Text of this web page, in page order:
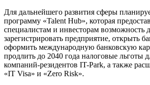
Для дальнейшего развития сферы
программу «Talent Hub», которая
специалистам и инвесторам возможность
зарегистрировать предприятие, открыть
оформить международную банковскую
продлить до 2040 года налоговые льготы
компаний-резидентов IT-Park, а также
«IT Visa» и «Zero Risk».